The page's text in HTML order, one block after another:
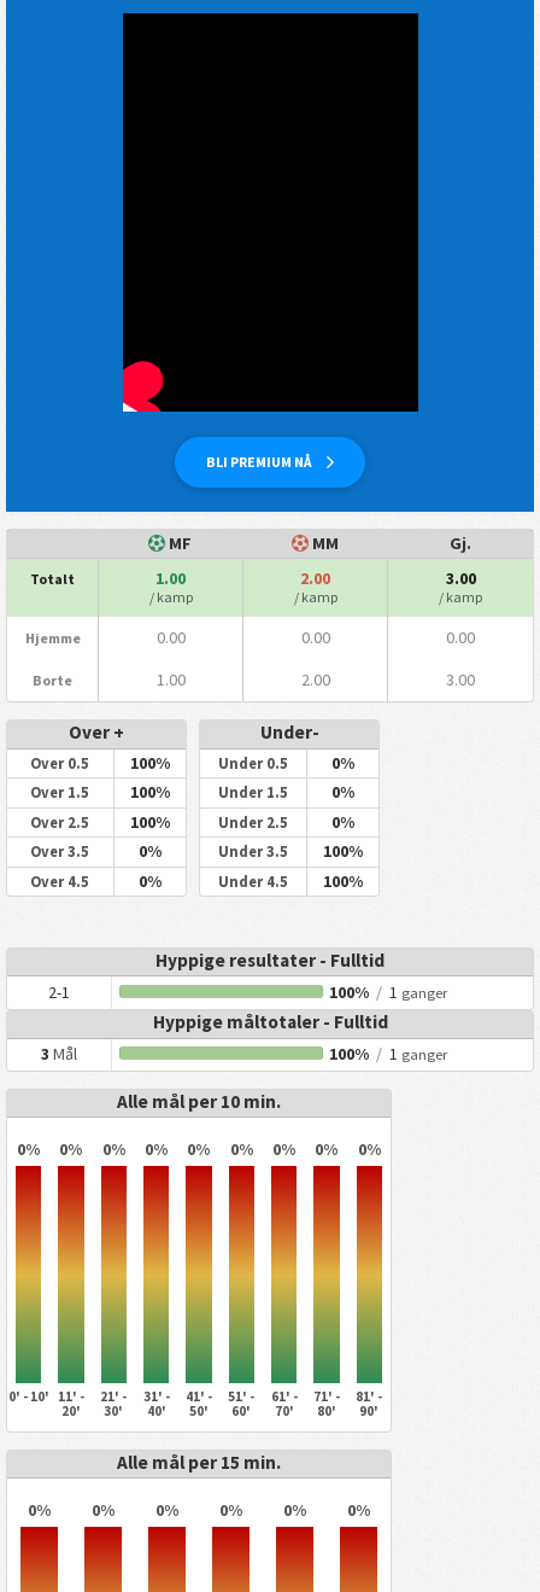
BLI PREMIUM NÅ
MF MM Gj.
Totalt 1.00
/ kamp
2.00
/ kamp
3.00
/ kamp
Hjemme 0.00 0.00 0.00
Borte 1.00 2.00 3.00
Over +
Over 0.5 100%
Over 1.5 100%
Over 2.5 100%
Over 3.5 0%
Over 4.5 0%
Under-
Under 0.5 0%
Under 1.5 0%
Under 2.5 0%
Under 3.5 100%
Under 4.5 100%
Hyppige resultater - Fulltid
2-1 100% / 1 ganger
Hyppige måltotaler - Fulltid
3Mål 100% / 1 ganger
Alle mål per 10 min.
0% 0% 0% 0% 0% 0% 0% 0% 0%
0' - 10'
11' -
20'
21' -
30'
31' -
40'
41' -
50'
51' -
60'
61' -
70'
71' -
80'
81' -
90'
Alle mål per 15 min.
0% 0% 0% 0% 0% 0%